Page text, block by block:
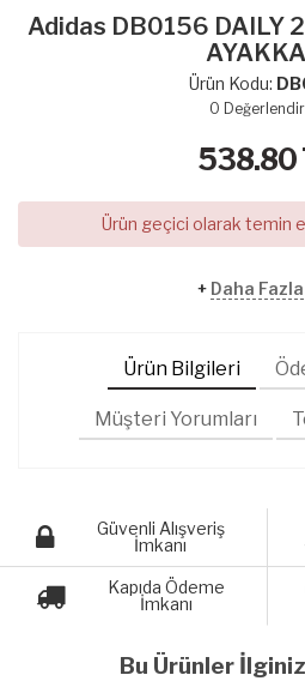
Adidas DB0156 DAILY
Ürün Kodu:
0
538.80
Ürün geçici olarak temin
+ Daha
Ürün Bilgileri
Müşteri Yorumları
Güvenli Alışveriş
İmkanı
Kapıda Ödeme
İmkanı
Bu Ürünler